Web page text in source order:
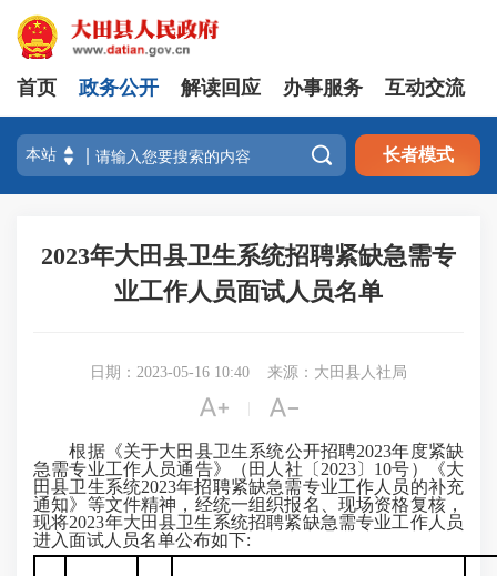
首页 政务公开 解读回应 办事服务 互动交流
 长者模式
2023年大田县卫生系统招聘紧缺急需专
业工作人员面试人员名单
日期：2023-05-16 10:40 来源：大田县人社局
 
根据《关于大田县卫生系统公开招聘2023年度紧缺
急需专业工作人员通告》（田人社〔2023〕10号）《大
田县卫生系统2023年招聘紧缺急需专业工作人员的补充
通知》等文件精神，经统一组织报名、现场资格复核，
现将2023年大田县卫生系统招聘紧缺急需专业工作人员
进入面试人员名单公布如下: